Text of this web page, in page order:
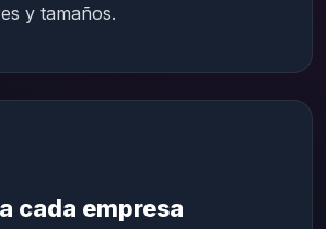
y tamaños.
cada empresa